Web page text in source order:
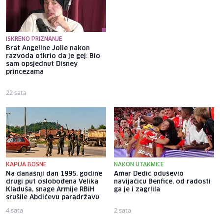
ISKRENO PRIZNANJE
Brat Angeline Jolie nakon
razvoda otkrio da je gej: Bio
sam opsjednut Disney
princezama
22 sata
KAPIJA BOSNE
Na današnji dan 1995. godine
drugi put oslobođena Velika
Kladuša, snage Armije RBiH
srušile Abdićevu paradržavu
4 sata
NAKON UTAKMICE
Amar Dedić oduševio
navijačicu Benfice, od radosti
ga je i zagrlila
2 sata